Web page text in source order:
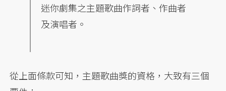
迷你劇集之主題歌曲作詞者、作曲者
及演唱者。
從上面條款可知，主題歌曲獎的資格，大致有三個